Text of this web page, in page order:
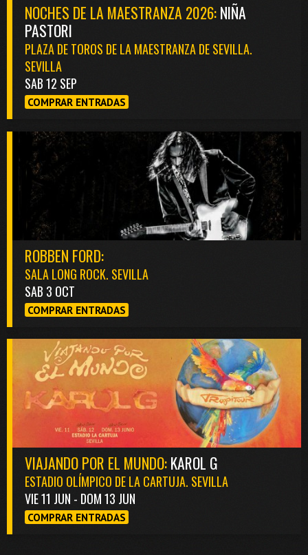
NOCHES DE LA MAESTRANZA 2026:NIÑA
PASTORI
PLAZA DE TOROS DE LA MAESTRANZA DE SEVILLA.
SEVILLA
SAB 12 SEP
COMPRAR ENTRADAS
ROBBEN FORD:
SALA LONG ROCK. SEVILLA
SAB 3 OCT
COMPRAR ENTRADAS
VIAJANDO POR EL MUNDO:KAROL G
ESTADIO OLÍMPICO DE LA CARTUJA. SEVILLA
VIE 11 JUN - DOM 13 JUN
COMPRAR ENTRADAS